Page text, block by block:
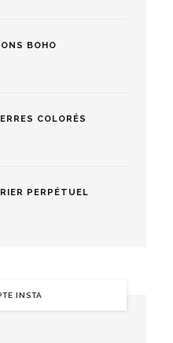
BOHO
COLORÉS
PERPÉTUEL
INSTA